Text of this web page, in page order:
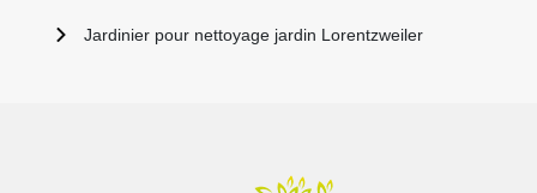
Jardinier pour nettoyage jardin Lorentzweiler